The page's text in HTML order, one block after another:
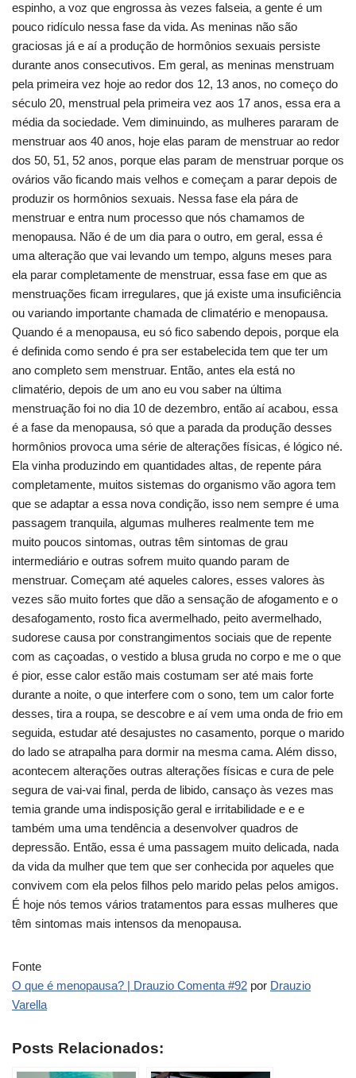
espinho, a voz que engrossa às vezes falseia, a gente é um
pouco ridículo nessa fase da vida. As meninas não são
graciosas já e aí a produção de hormônios sexuais persiste
durante anos consecutivos. Em geral, as meninas menstruam
pela primeira vez hoje ao redor dos 12, 13 anos, no começo do
século 20, menstrual pela primeira vez aos 17 anos, essa era a
média da sociedade. Vem diminuindo, as mulheres pararam de
menstruar aos 40 anos, hoje elas param de menstruar ao redor
dos 50, 51, 52 anos, porque elas param de menstruar porque os
ovários vão ficando mais velhos e começam a parar depois de
produzir os hormônios sexuais. Nessa fase ela pára de
menstruar e entra num processo que nós chamamos de
menopausa. Não é de um dia para o outro, em geral, essa é
uma alteração que vai levando um tempo, alguns meses para
ela parar completamente de menstruar, essa fase em que as
menstruações ficam irregulares, que já existe uma insuficiência
ou variando importante chamada de climatério e menopausa.
Quando é a menopausa, eu só fico sabendo depois, porque ela
é definida como sendo é pra ser estabelecida tem que ter um
ano completo sem menstruar. Então, antes ela está no
climatério, depois de um ano eu vou saber na última
menstruação foi no dia 10 de dezembro, então aí acabou, essa
é a fase da menopausa, só que a parada da produção desses
hormônios provoca uma série de alterações físicas, é lógico né.
Ela vinha produzindo em quantidades altas, de repente pára
completamente, muitos sistemas do organismo vão agora tem
que se adaptar a essa nova condição, isso nem sempre é uma
passagem tranquila, algumas mulheres realmente tem me
muito poucos sintomas, outras têm sintomas de grau
intermediário e outras sofrem muito quando param de
menstruar. Começam até aqueles calores, esses valores às
vezes são muito fortes que dão a sensação de afogamento e o
desafogamento, rosto fica avermelhado, peito avermelhado,
sudorese causa por constrangimentos sociais que de repente
com as caçoadas, o vestido a blusa gruda no corpo e me o que
é pior, esse calor estão mais costumam ser até mais forte
durante a noite, o que interfere com o sono, tem um calor forte
desses, tira a roupa, se descobre e aí vem uma onda de frio em
seguida, estudar até desajustes no casamento, porque o marido
do lado se atrapalha para dormir na mesma cama. Além disso,
acontecem alterações outras alterações físicas e cura de pele
segura de vai-vai final, perda de libido, cansaço às vezes mas
temia grande uma indisposição geral e irritabilidade e e e
também uma uma tendência a desenvolver quadros de
depressão. Então, essa é uma passagem muito delicada, nada
da vida da mulher que tem que ser conhecida por aqueles que
convivem com ela pelos filhos pelo marido pelas pelos amigos.
É hoje nós temos vários tratamentos para essas mulheres que
têm sintomas mais intensos da menopausa.
Fonte
O que é menopausa? | Drauzio Comenta #92 por Drauzio
Varella
Posts Relacionados: